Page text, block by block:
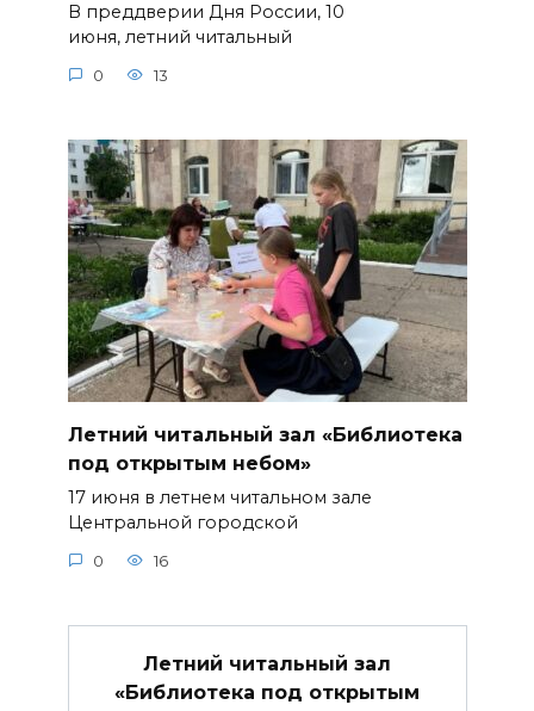
В преддверии Дня России, 10
июня, летний читальный
0 13
Летний читальный зал «Библиотека
под открытым небом»
17 июня в летнем читальном зале
Центральной городской
0 16
Летний читальный зал
«Библиотека под открытым